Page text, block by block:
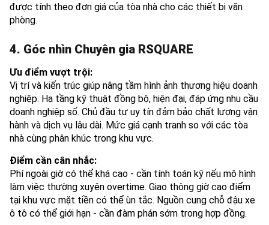
được tính theo đơn giá của tòa nhà cho các thiết bị văn
phòng.
4. Góc nhìn Chuyên gia RSQUARE
Ưu điểm vượt trội:
Vị trí và kiến trúc giúp nâng tầm hình ảnh thương hiệu doanh
nghiệp. Hạ tầng kỹ thuật đồng bộ, hiện đại, đáp ứng nhu cầu
doanh nghiệp số. Chủ đầu tư uy tín đảm bảo chất lượng vận
hành và dịch vụ lâu dài. Mức giá cạnh tranh so với các tòa
nhà cùng phân khúc trong khu vực.
Điểm cần cân nhắc:
Phí ngoài giờ có thể khá cao - cần tính toán kỹ nếu mô hình
làm việc thường xuyên overtime. Giao thông giờ cao điểm
tại khu vực mặt tiền có thể ùn tắc. Nguồn cung chỗ đậu xe
ô tô có thể giới hạn - cần đàm phán sớm trong hợp đồng.